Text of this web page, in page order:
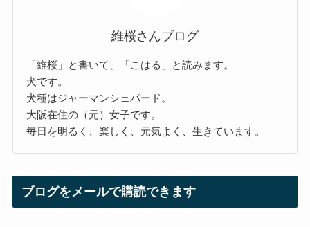
維桜さんブログ
「維桜」と書いて、「こはる」と読みます。
犬です。
犬種はジャーマンシェパード。
大阪在住の（元）女子です。
毎日を明るく、楽しく、元気よく、生きています。
ブログをメールで購読できます